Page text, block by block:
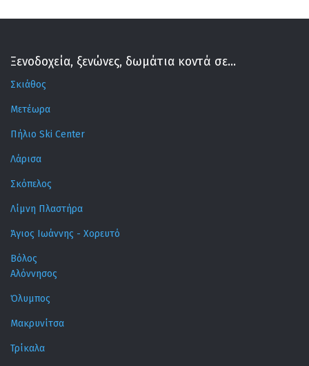
Ξενοδοχεία, ξενώνες, δωμάτια κοντά σε...
Σκιάθος
Μετέωρα
Πήλιο Ski Center
Λάρισα
Σκόπελος
Λίμνη Πλαστήρα
Άγιος Ιωάννης - Χορευτό
Βόλος
Αλόννησος
Όλυμπος
Μακρυνίτσα
Τρίκαλα